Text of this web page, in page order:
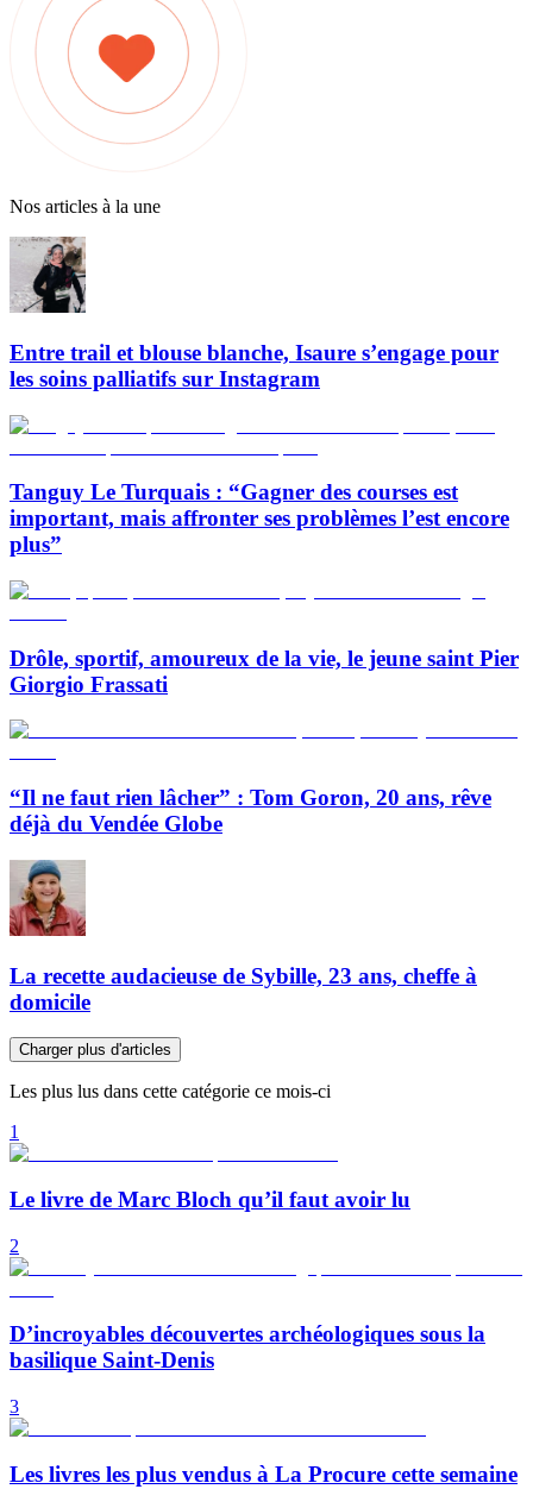
Nos articles à la une
Entre trail et blouse blanche, Isaure s’engage pour
les soins palliatifs sur Instagram
Tanguy Le Turquais : “Gagner des courses est
important, mais affronter ses problèmes l’est encore
plus”
Drôle, sportif, amoureux de la vie, le jeune saint Pier
Giorgio Frassati
“Il ne faut rien lâcher” : Tom Goron, 20 ans, rêve
déjà du Vendée Globe
La recette audacieuse de Sybille, 23 ans, cheffe à
domicile
Charger plus d'articles
Les plus lus dans cette catégorie ce mois-ci
1
Le livre de Marc Bloch qu’il faut avoir lu
2
D’incroyables découvertes archéologiques sous la
basilique Saint-Denis
3
Les livres les plus vendus à La Procure cette semaine